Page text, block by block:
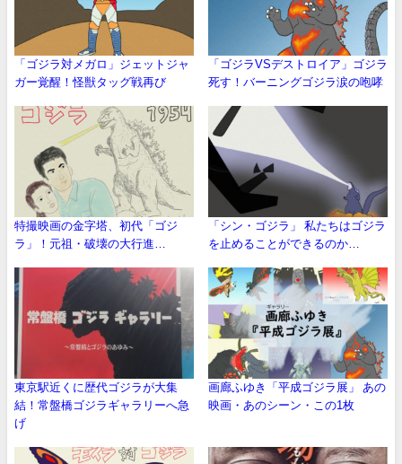
「ゴジラ対メガロ」ジェットジャ
ガー覚醒！怪獣タッグ戦再び
「ゴジラVSデストロイア」ゴジラ
死す！バーニングゴジラ涙の咆哮
特撮映画の金字塔、初代「ゴジ
ラ」！元祖・破壊の大行進…
「シン・ゴジラ」 私たちはゴジラ
を止めることができるのか…
東京駅近くに歴代ゴジラが大集
結！常盤橋ゴジラギャラリーへ急
げ
画廊ふゆき「平成ゴジラ展」 あの
映画・あのシーン・この1枚